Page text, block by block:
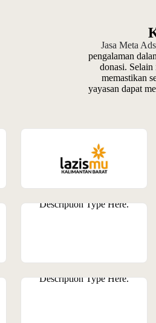
Jasa Meta
pengalaman
donasi. Selain
memastikan
yayasan dapat